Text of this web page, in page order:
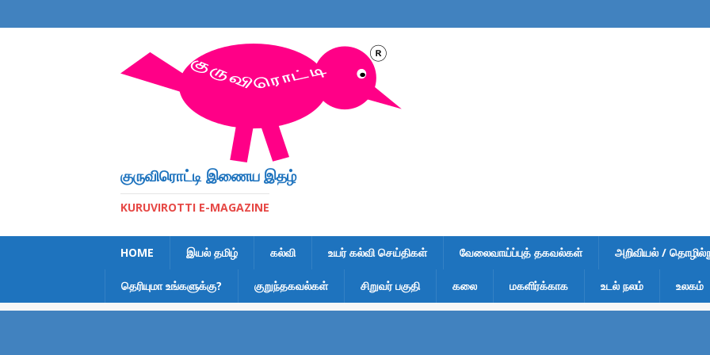
குருவிரொட்டி இணைய இதழ்
KURUVIROTTI E-MAGAZINE
HOME இயல் தமிழ் கல்வி உயர் கல்வி செய்திகள் வேலைவாய்ப்புத் தகவல்கள் அறிவியல் /
தெரியுமா உங்களுக்கு? குறுந்தகவல்கள் சிறுவர் பகுதி கலை மகளிர்க்காக உடல் நலம் உலகம்